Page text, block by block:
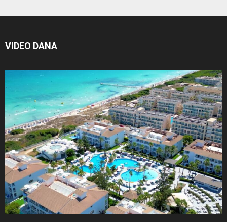
VIDEO DANA